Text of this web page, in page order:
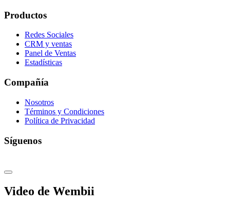
Productos
Redes Sociales
CRM y ventas
Panel de Ventas
Estadísticas
Compañía
Nosotros
Términos y Condiciones
Política de Privacidad
Síguenos
Video de Wembii